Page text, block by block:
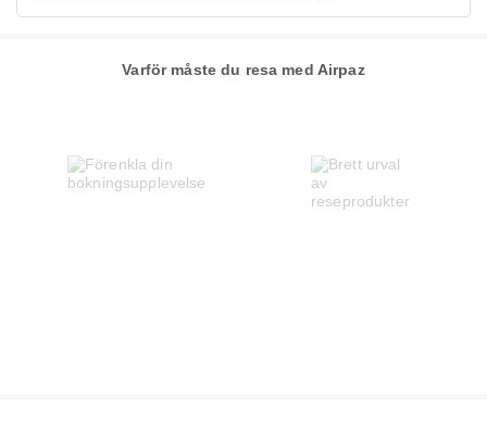
Varför måste du resa med Airpaz